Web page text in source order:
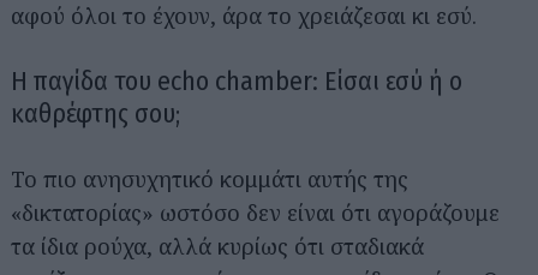
αφού όλοι το έχουν, άρα το χρειάζεσαι κι εσύ.
Η παγίδα του echo chamber: Είσαι εσύ ή ο
καθρέφτης σου;
Το πιο ανησυχητικό κομμάτι αυτής της
«δικτατορίας» ωστόσο δεν είναι ότι αγοράζουμε
τα ίδια ρούχα, αλλά κυρίως ότι σταδιακά
Αναζήτηση